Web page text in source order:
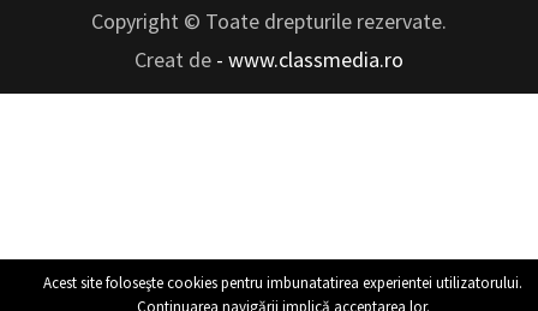
Copyright © Toate drepturile rezervate.
Creat de - www.classmedia.ro
Acest site foloseşte cookies pentru imbunatatirea experientei utilizatorului.
Continuarea navigării implică acceptarea lor.